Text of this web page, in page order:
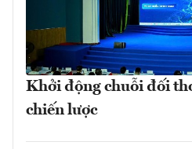
Khởi động chuỗi đối
chiến lược